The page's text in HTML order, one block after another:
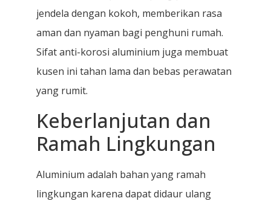
jendela dengan kokoh, memberikan rasa
aman dan nyaman bagi penghuni rumah.
Sifat anti-korosi aluminium juga membuat
kusen ini tahan lama dan bebas perawatan
yang rumit.
Keberlanjutan dan
Ramah Lingkungan
Aluminium adalah bahan yang ramah
lingkungan karena dapat didaur ulang